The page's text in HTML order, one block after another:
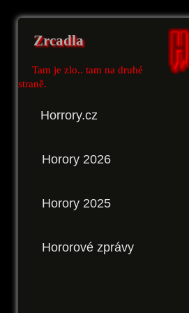
Zrcadla
Tam je zlo.. tam na druhé
straně.
Horrory.cz
Horory 2026
Horory 2025
Hororové zprávy